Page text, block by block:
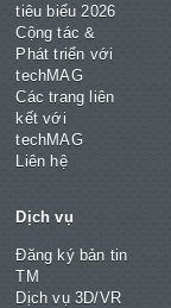
tiêu biểu 2026
Cộng tác &
Phát triển với
techMAG
Các trang liên
kết với
techMAG
Liên hệ
Dịch vụ
Đăng ký bản tin
TM
Dịch vụ 3D/VR